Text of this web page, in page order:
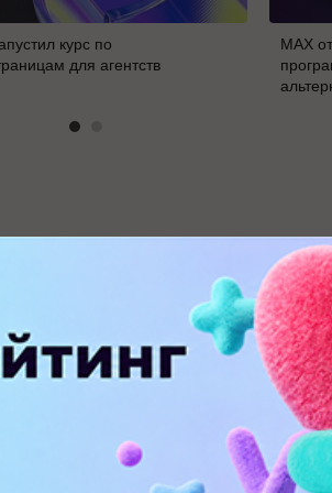
курс по
для агентств
MAX
НА ПОЛНУЮ ВЕРСИЮ
Все права защищены. 2026